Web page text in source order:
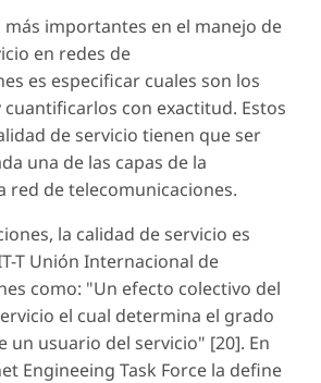
más importantes en el manejo de
en redes de
es especificar cuales son los
con exactitud. Estos
de servicio tienen que ser
una de las capas de la
red de telecomunicaciones.
la calidad de servicio es
T Unión Internacional de
como: "Un efecto colectivo del
el cual determina el grado
un usuario del servicio" [20]. En
Engineeing Task Force la define